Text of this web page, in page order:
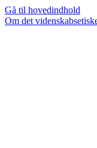
Gå til hovedindhold
Om det